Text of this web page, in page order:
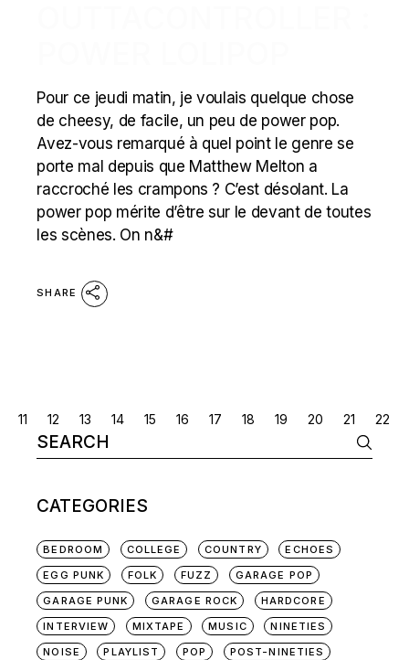
Pour ce jeudi matin, je voulais quelque chose
de cheesy, de facile, un peu de power pop.
Avez-vous remarqué à quel point le genre se
porte mal depuis que Matthew Melton a
raccroché les crampons ? C’est désolant. La
power pop mérite d’être sur le devant de toutes
les scènes. On n&#
SHARE
POSTS
NAVIGATION
11 12 13 14 15 16 17 18 19 20 21 22
Search
for:
CATEGORIES
BEDROOM COLLEGE COUNTRY
ECHOES
EGG PUNK
FOLK FUZZ
GARAGE POP
GARAGE PUNK
GARAGE ROCK
HARDCORE
INTERVIEW
MIXTAPE MUSIC
NINETIES
NOISE
PLAYLIST POP
POST-NINETIES